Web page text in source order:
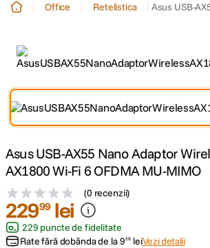
2. trepied
4. peak design
canon sx740 hs
6. lavaliera
7. card memorie
Office Retelistica Asus USB-
Asus USB-AX55 Nano Adaptor
AX1800 Wi-Fi 6 OFDMA MU-MIMO
(0 recenzii)
22999 lei
229 puncte de fidelitate
Rate fără dobânda de la958 leiVezi detalii